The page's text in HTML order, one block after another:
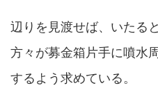
辺りを見渡せば、いたる
方々が募金箱片手に噴水
するよう求めている。